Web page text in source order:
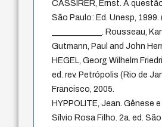
CASSIRER, Ernst. A
São Paulo: Ed. Unesp,
____________. Rousseau,
Gutmann, Paul and John
HEGEL, Georg Wilhelm
ed. rev. Petrópolis (Rio de
Francisco, 2005.
HYPPOLITE, Jean. Gênese
Sílvio Rosa Filho. 2a. ed.